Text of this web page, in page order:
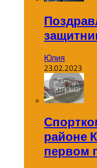
Юлия
23.02.2023
районе
первом